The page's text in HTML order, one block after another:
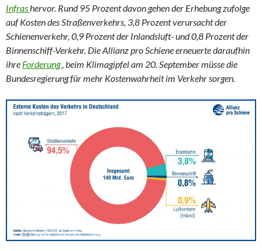
Infrashervor. Rund 95 Prozent davon gehen der Erhebung zufolge
auf Kosten des Straßenverkehrs, 3,8 Prozent verursacht der
Schienenverkehr, 0,9 Prozent der Inlandsluft- und 0,8 Prozent der
Binnenschiff-Verkehr. Die Allianz pro Schiene erneuerte daraufhin
ihre Forderung, beim Klimagipfel am 20. September müsse die
Bundesregierung für mehr Kostenwahrheit im Verkehr sorgen.